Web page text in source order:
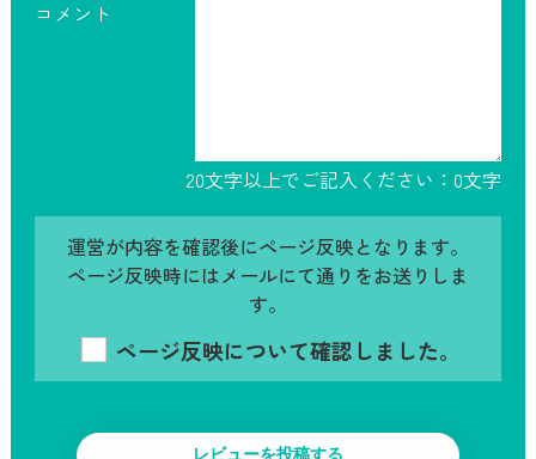
コメント
20文字以上でご記入ください： 0文字
運営が内容を確認後にページ反映となります。
ページ反映時にはメールにて通りをお送りしま
す。
ページ反映について確認しました。